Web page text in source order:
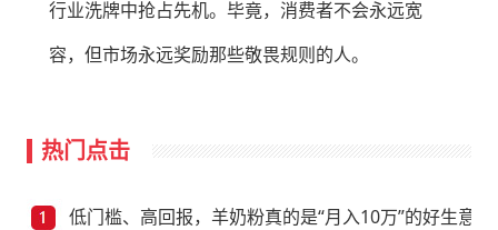
行业洗牌中抢占先机。毕竟，消费者不会永远宽
容，但市场永远奖励那些敬畏规则的人。
热门点击
低门槛、高回报，羊奶粉真的是“月入10万”的好生意？